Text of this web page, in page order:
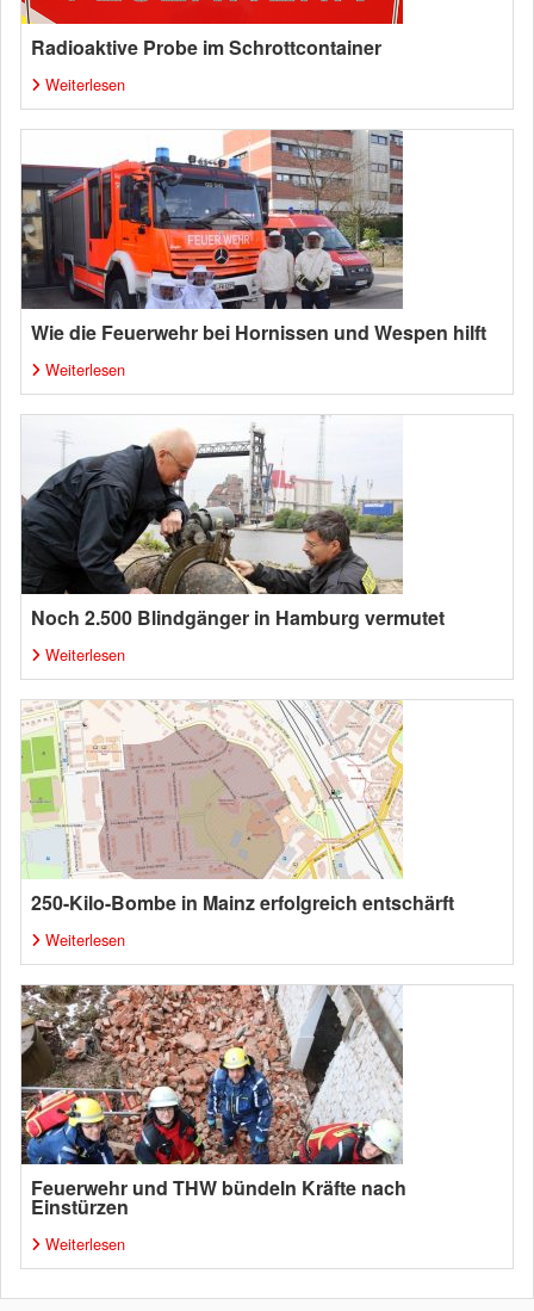
Radioaktive Probe im Schrottcontainer
Weiterlesen
Wie die Feuerwehr bei Hornissen und Wespen hilft
Weiterlesen
Noch 2.500 Blindgänger in Hamburg vermutet
Weiterlesen
250-Kilo-Bombe in Mainz erfolgreich entschärft
Weiterlesen
Feuerwehr und THW bündeln Kräfte nach
Einstürzen
Weiterlesen